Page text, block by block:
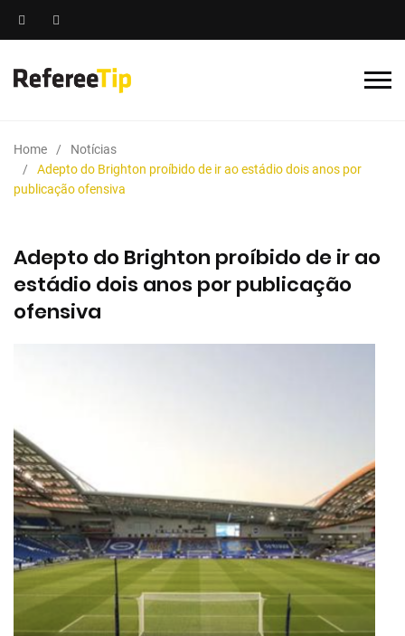
Home
Notícias
Adepto do Brighton proíbido de ir ao estádio dois anos por
publicação ofensiva
Adepto do Brighton proíbido de ir ao
estádio dois anos por publicação
ofensiva